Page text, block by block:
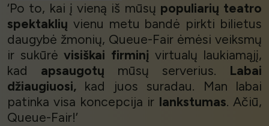
‘Po to, kai į vieną iš mūsų populiarių teatro
spektaklių vienu metu bandė pirkti bilietus
daugybė žmonių, Queue-Fair ėmėsi veiksmų
ir sukūrėvisiškai firminį virtualų laukiamąjį,
kad apsaugotų mūsų serverius. Labai
džiaugiuosi, kad juos suradau. Man labai
patinka visa koncepcija ir lankstumas. Ačiū,
Queue-Fair!’